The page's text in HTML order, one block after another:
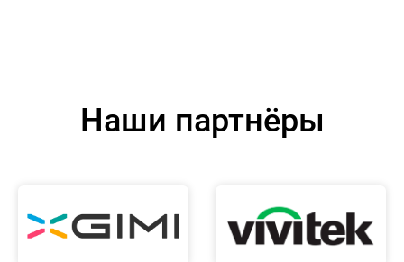
Наши партнёры